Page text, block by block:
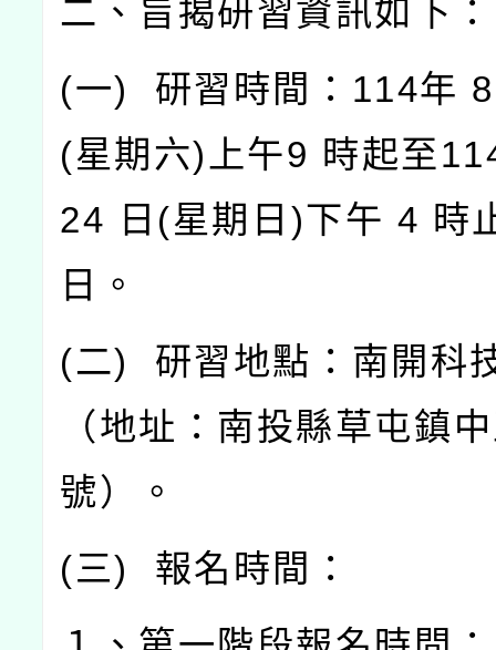
二、旨揭研習資訊如下：
(一) 研習時間： 114年 8
(星期六) 上午9 時起至
24 日 (星期日 )下午 4 時
日。
(二) 研習地點：南開科
（地址：南投縣草屯鎮
號）。
(三) 報名時間：